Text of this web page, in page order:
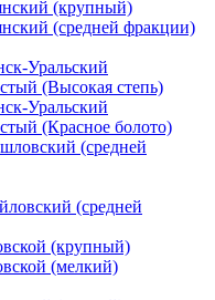
(крупный)
(средней фракции)
Уральский
(Высокая степь)
Уральский
(Красное болото)
(средней
(средней
(крупный)
(мелкий)